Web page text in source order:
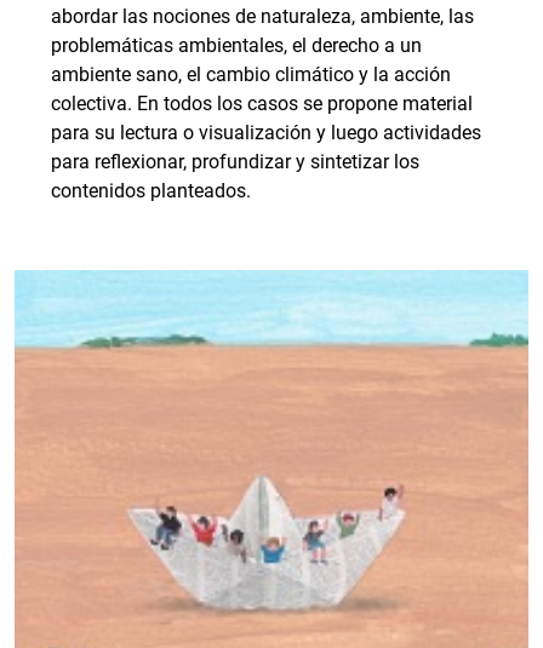
abordar las nociones de naturaleza, ambiente, las
problemáticas ambientales, el derecho a un
ambiente sano, el cambio climático y la acción
colectiva. En todos los casos se propone material
para su lectura o visualización y luego actividades
para reflexionar, profundizar y sintetizar los
contenidos planteados.